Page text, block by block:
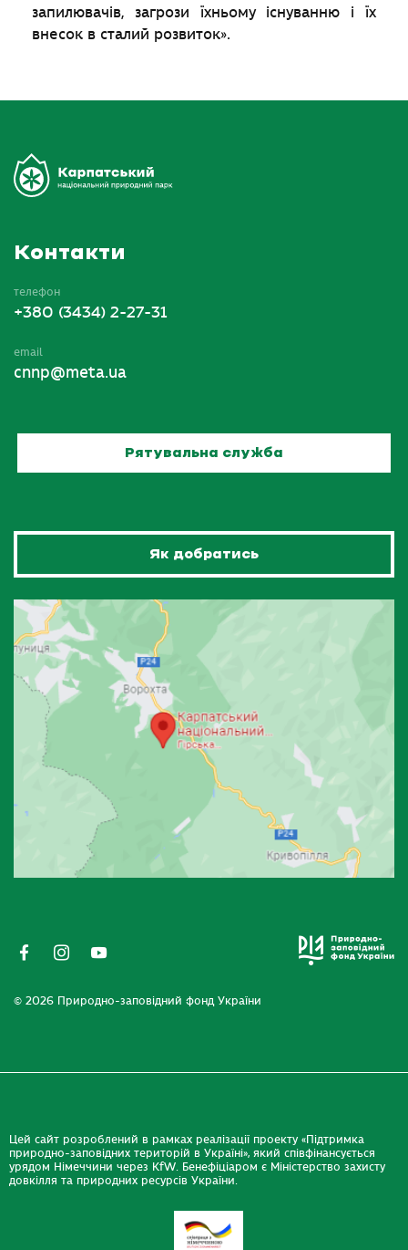
запилювачів, загрози їхньому існуванню і їх
внесок в сталий розвиток».
Контакти
телефон
+380 (3434) 2-27-31
email
cnnp@meta.ua
Рятувальна служба
Як добратись
© 2026 Природно-заповідний фонд України
Цей сайт розроблений в рамках реалізації проекту «Підтримка
природно-заповідних територій в Україні», який співфінансується
урядом Німеччини через KfW. Бенефіціаром є Міністерство захисту
довкілля та природних ресурсів України.